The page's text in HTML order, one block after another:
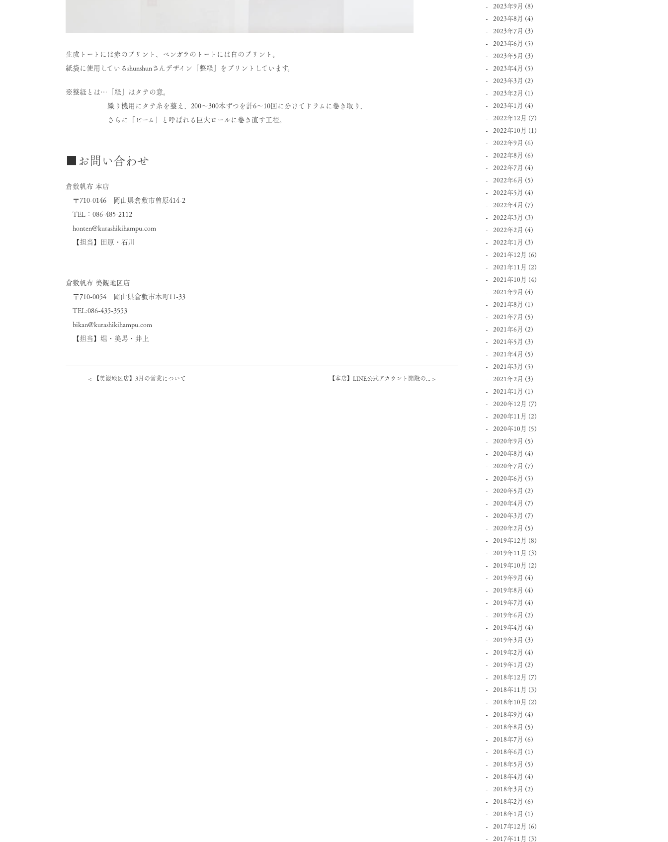
生成トートには赤のプリント、ベンガラのトートには白のプリント。
紙袋に使用しているshunshunさんデザイン「整経」をプリントしています。
※整経とは…「経」はタテの意。
織り機用にタテ糸を整え、200～300本ずつを計6～10回に分けてドラムに巻き取り、
さらに「ビーム」と呼ばれる巨大ロールに巻き直す工程。
■お問い合わせ
倉敷帆布 本店
〒710-0146 岡山県倉敷市曽原414-2
TEL：086-485-2112
honten@kurashikihampu.com
【担当】田原・石川
倉敷帆布 美観地区店
〒710-0054 岡山県倉敷市本町11-33
TEL:086-435-3553
bikan@kurashikihampu.com
【担当】堀・美馬・井上
< 【美観地区店】3月の営業について 【本店】LINE公式アカウント開設の... >
2023年9月 (8)
2023年8月 (4)
2023年7月 (3)
2023年6月 (5)
2023年5月 (3)
2023年4月 (5)
2023年3月 (2)
2023年2月 (1)
2023年1月 (4)
2022年12月 (7)
2022年10月 (1)
2022年9月 (6)
2022年8月 (6)
2022年7月 (4)
2022年6月 (5)
2022年5月 (4)
2022年4月 (7)
2022年3月 (3)
2022年2月 (4)
2022年1月 (3)
2021年12月 (6)
2021年11月 (2)
2021年10月 (4)
2021年9月 (4)
2021年8月 (1)
2021年7月 (5)
2021年6月 (2)
2021年5月 (3)
2021年4月 (5)
2021年3月 (5)
2021年2月 (3)
2021年1月 (1)
2020年12月 (7)
2020年11月 (2)
2020年10月 (5)
2020年9月 (5)
2020年8月 (4)
2020年7月 (7)
2020年6月 (5)
2020年5月 (2)
2020年4月 (7)
2020年3月 (7)
2020年2月 (5)
2019年12月 (8)
2019年11月 (3)
2019年10月 (2)
2019年9月 (4)
2019年8月 (4)
2019年7月 (4)
2019年6月 (2)
2019年4月 (4)
2019年3月 (3)
2019年2月 (4)
2019年1月 (2)
2018年12月 (7)
2018年11月 (3)
2018年10月 (2)
2018年9月 (4)
2018年8月 (5)
2018年7月 (6)
2018年6月 (1)
2018年5月 (5)
2018年4月 (4)
2018年3月 (2)
2018年2月 (6)
2018年1月 (1)
2017年12月 (6)
2017年11月 (3)